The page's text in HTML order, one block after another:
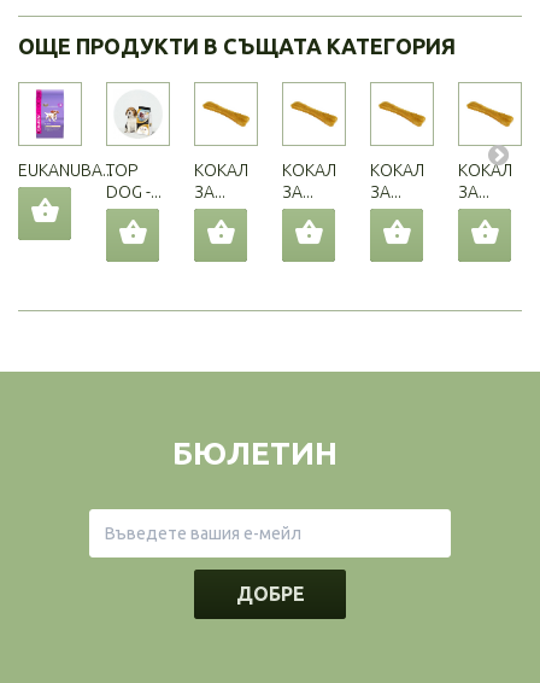
ОЩЕ ПРОДУКТИ В СЪЩАТА КАТЕГОРИЯ
EUKANUBA...TOP
DOG -...
КОКАЛ
ЗА...
КОКАЛ
ЗА...
КОКАЛ
ЗА...
КОКАЛ
ЗА...
БЮЛЕТИН
ДОБРЕ